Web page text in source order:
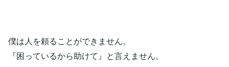
僕は人を頼ることができません。
『困っているから助けて』と言えません。